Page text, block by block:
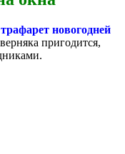
трафарет новогодней
пригодится,